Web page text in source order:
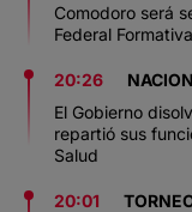
Comodoro será
Federal Formativa
20:26
El Gobierno
repartió sus
Salud
20:01